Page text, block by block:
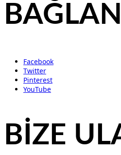
BAĞLAN
Facebook
Twitter
Pinterest
YouTube
BİZE